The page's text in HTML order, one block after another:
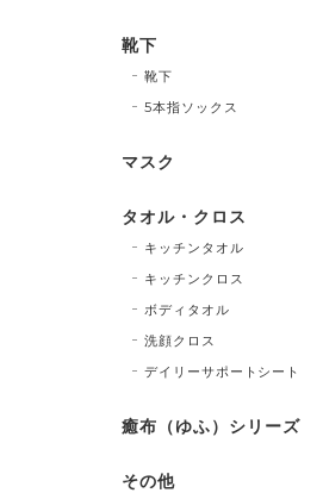
靴下
靴下
5本指ソックス
マスク
タオル・クロス
キッチンタオル
キッチンクロス
ボディタオル
洗顔クロス
デイリーサポートシート
癒布（ゆふ）シリーズ
その他